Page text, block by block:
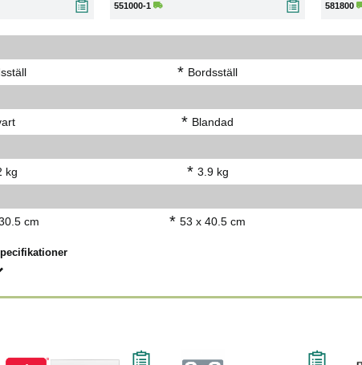
551000-1 581800
* Bordsställ
* Blandad
kg * 3.9 kg
cm * 53 x 40.5 cm